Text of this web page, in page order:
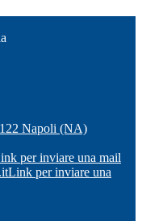
Napoli (NA)
per inviare una mail
Link per inviare una